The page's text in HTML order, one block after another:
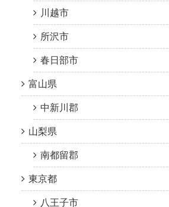
川越市
所沢市
春日部市
富山県
中新川郡
山梨県
南都留郡
東京都
八王子市